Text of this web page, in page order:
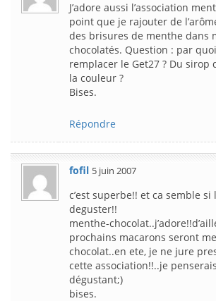
J’adore aussi l’association
point que je rajouter de
des brisures de menthe dans
chocolatés. Question : par
remplacer le Get27 ? Du sirop
la couleur ?
Bises.
Répondre
fofil 5 juin 2007
c’est superbe!! et ca semble
deguster!!
menthe-
prochains macarons seront
chocolat..en ete, je ne jure
cette association!!..je
dégustant;)
bises.